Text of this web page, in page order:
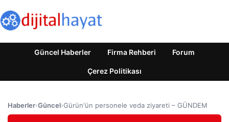
Güncel Haberler Firma Rehberi Forum
Çerez Politikası
Haberler›Güncel›Gürün'ün personele veda ziyareti – GÜNDEM